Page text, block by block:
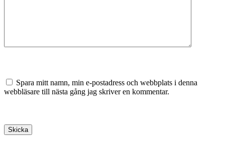
Spara mitt namn, min e-postadress och webbplats i denna
webbläsare till nästa gång jag skriver en kommentar.
Skicka